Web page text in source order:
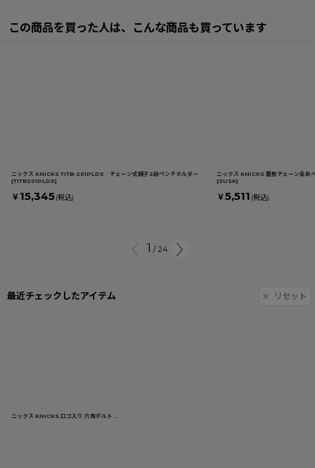
この商品を買った人は、こんな商品も買っています
ニックス KNICKS TITB-201PLDX チェーン式親子2段ペンチホルダー
[TITB201PLDX]
￥ 15,345(税込)
ニックス KNICKS 着脱チェーン金具
[SUSK]
￥5,511 (税込)
1 / 24
最近チェックしたアイテム リセット
ニックス KNICKS ロゴ入り 六角ボルト アルミ製金具一式（アルマイト加工） チェーン ALU-3